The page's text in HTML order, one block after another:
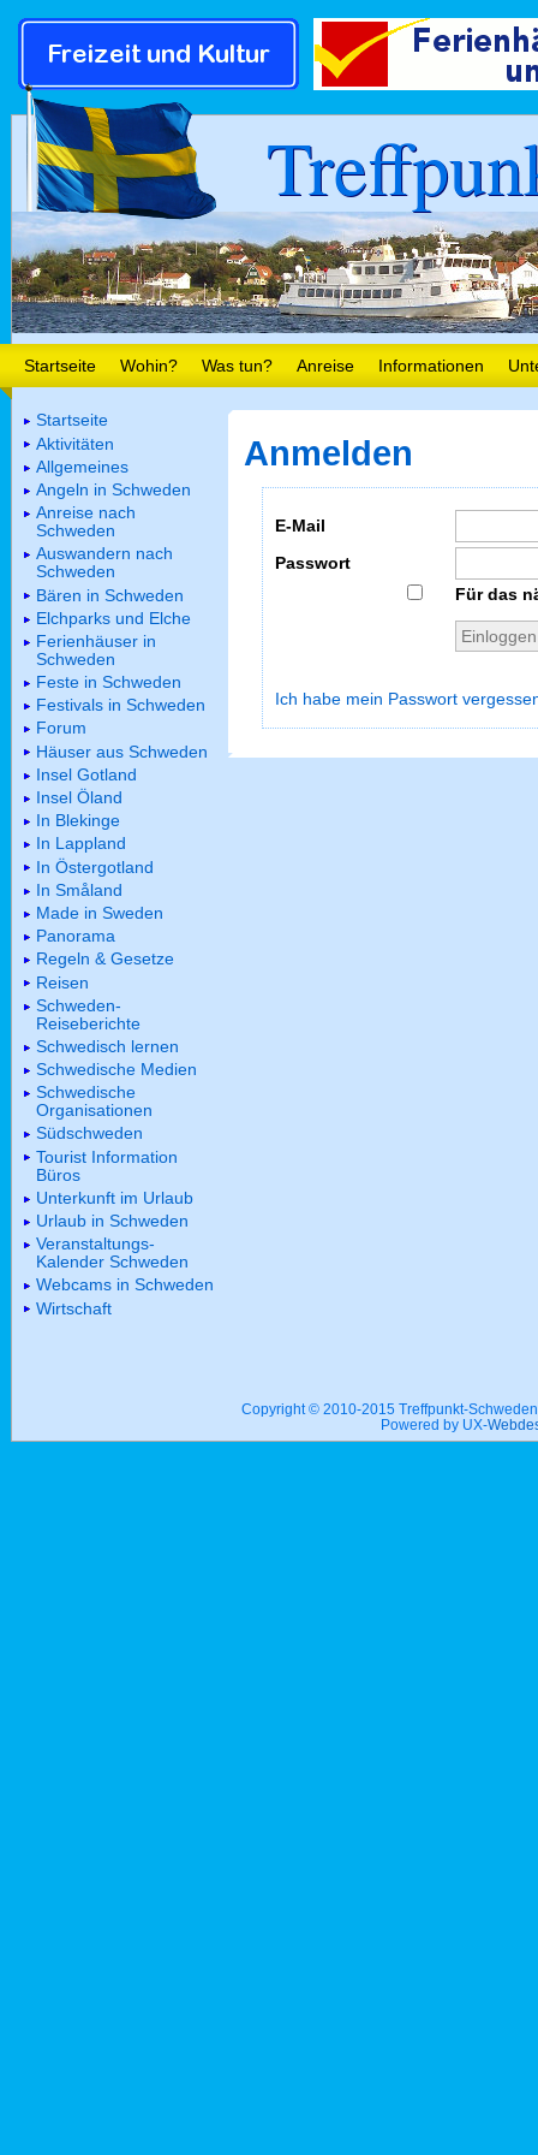
Startseite Wohin? Was tun? Anreise Informationen
Anmelden
E-Mail
Passwort
Für das
Ich habe mein Passwort
Startseite
Aktivitäten
Allgemeines
Angeln in Schweden
Anreise nach
Schweden
Auswandern nach
Schweden
Bären in Schweden
Elchparks und Elche
Ferienhäuser in
Schweden
Feste in Schweden
Festivals in Schweden
Forum
Häuser aus Schweden
Insel Gotland
Insel Öland
In Blekinge
In Lappland
In Östergotland
In Småland
Made in Sweden
Panorama
Regeln & Gesetze
Reisen
Schweden-
Reiseberichte
Schwedisch lernen
Schwedische Medien
Schwedische
Organisationen
Südschweden
Tourist Information
Büros
Unterkunft im Urlaub
Urlaub in Schweden
Veranstaltungs-
Kalender Schweden
Webcams in Schweden
Wirtschaft
Copyright © 2010-2015 Treffpunkt-
Powered by UX-